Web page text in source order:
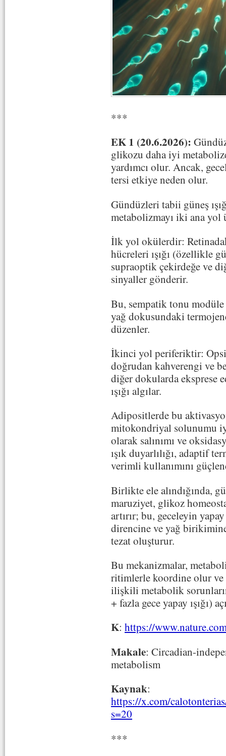
***
EK 1 (20.6.2026):
glikozu daha iyi
yardımcı olur. Ancak,
tersi etkiye neden olur.
Gündüzleri tabii güneş
metabolizmayı iki ana yol
İlk yol okülerdir:
hücreleri ışığı (özellikle
supraoptik çekirdeğe ve
sinyaller gönderir.
Bu, sempatik tonu modüle
yağ dokusundaki
düzenler.
İkinci yol periferiktir:
doğrudan kahverengi ve
diğer dokularda eksprese
ışığı algılar.
Adipositlerde bu
mitokondriyal solunumu
olarak salınımı ve
ışık duyarlılığı, adaptif
verimli kullanımını
Birlikte ele alındığında,
maruziyet, glikoz
artırır; bu, geceleyin
direncine ve yağ
tezat oluşturur.
Bu mekanizmalar,
ritimlerle koordine olur ve
ilişkili metabolik
+ fazla gece yapay ışığı)
K: https://
Makale: Circadian-
metabolism
Kaynak:
https://x.com/
s=20
***